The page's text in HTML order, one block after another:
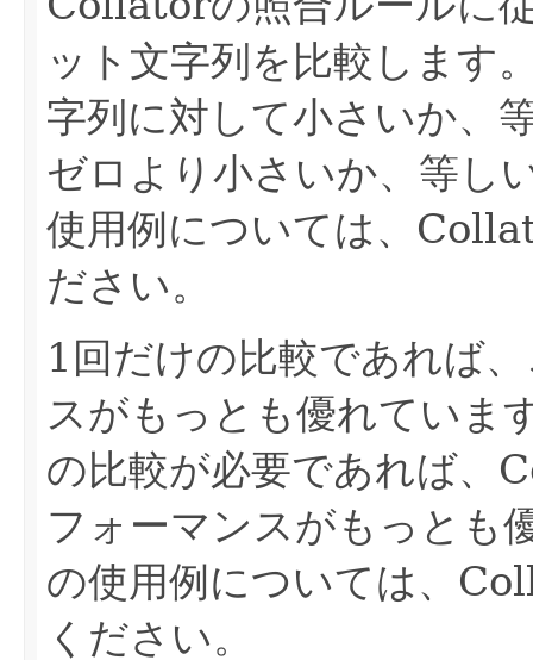
ット文字列を比較します
字列に対して小さいか、
ゼロより小さいか、等し
使用例については、
ださい。
1回だけの比較であれば
スがもっとも優れていま
の比較が必要であれば
フォーマンスがもっとも
の使用例については、
ください。